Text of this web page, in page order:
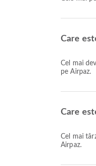
Care
Cel mai devreme zbor către London cu Ethiopian Airlines, cu codul de zbor ET700, pleacă la ora 01:05. Poți consulta acest program și compara alte opțiuni de zbor disponibile
pe Airpaz.
Care
Cel mai târziu zbor către Kuwait cu Ethiopian Airlines, cu codul de zbor ET620, pleacă la ora 21:55. Poți consulta acest program și compara alte opțiuni de zbor disponibile pe
Airpaz.